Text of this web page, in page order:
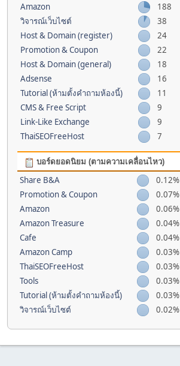
Amazon
188
วิจารณ์เว็บไซต์
38
Host & Domain (register)
24
Promotion & Coupon
22
Host & Domain (general)
18
Adsense
16
Tutorial (ห้ามตั้งคำถามห้องนี้)
11
CMS & Free Script
9
Link-Like Exchange
9
ThaiSEOFreeHost
7
บอร์ดยอดนิยม (ตามความเคลื่อนไหว)
Share B&A
0.12%
Promotion & Coupon
0.07%
Amazon
0.06%
Amazon Treasure
0.04%
Cafe
0.04%
Amazon Camp
0.03%
ThaiSEOFreeHost
0.03%
Tools
0.03%
Tutorial (ห้ามตั้งคำถามห้องนี้)
0.03%
วิจารณ์เว็บไซต์
0.02%